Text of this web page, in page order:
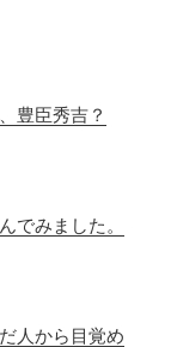
豊臣秀吉？
でみました。
人から目覚め